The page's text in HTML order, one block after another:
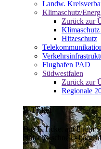
Landw.
Klimaschutz/
Zurück zur
Klimaschutz
Hitzeschutz
Flughafen PAD
Südwestfalen
Zurück zur
Regionale
E-Ticket
Das E-Ticket auf Ihrem
einfach - schnell -